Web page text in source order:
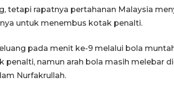
tetapi rapatnya pertahanan Malaysia
untuk menembus kotak penalti.
pada menit ke-9 melalui bola
penalti, namun arah bola masih melebar
Nurfakrullah.